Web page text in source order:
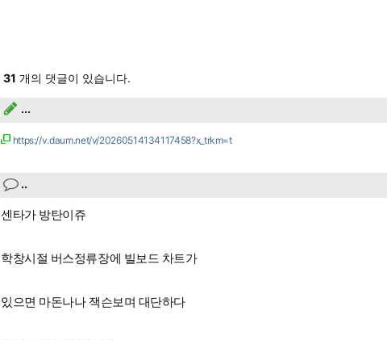
31 개의 댓글이 있습니다.
...
https://v.daum.net/v/20260514134117458?x_trkm=t
..
센타가 방탄이쥬
학창시절 버스정류장에 빌보드 차트가
있으면 마돈나나 잭슨보며 대단하다